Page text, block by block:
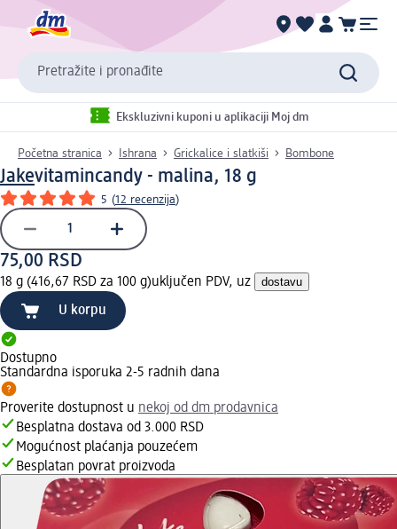
Pretražite i pronađite
Ekskluzivni kuponi u aplikaciji Moj dm
Početna stranica Ishrana Grickalice i slatkiši Bombone
Jakevitamincandy - malina, 18 g
5 (12 recenzija)
75,00 RSD
18 g (416,67 RSD za 100 g)uključen PDV, uz dostavu
U korpu
Dostupno
Standardna isporuka 2-5 radnih dana
Proverite dostupnost u nekoj od dm prodavnica
Besplatna dostava od 3.000 RSD
Mogućnost plaćanja pouzećem
Besplatan povrat proizvoda